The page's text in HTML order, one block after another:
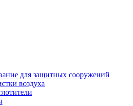
для защитных сооружений
воздуха